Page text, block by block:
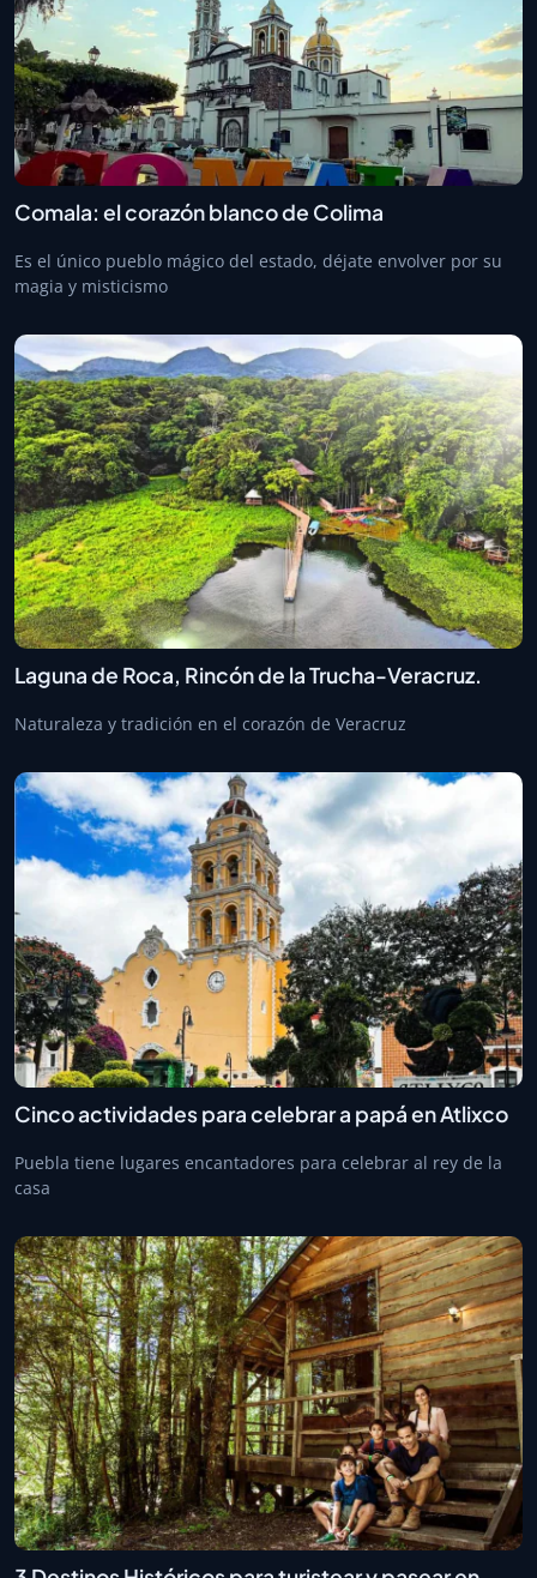
Comala: el corazón blanco de Colima
Es el único pueblo mágico del estado, déjate envolver por su
magia y misticismo
Laguna de Roca, Rincón de la Trucha-Veracruz.
Naturaleza y tradición en el corazón de Veracruz
Cinco actividades para celebrar a papá en Atlixco
Puebla tiene lugares encantadores para celebrar al rey de la
casa